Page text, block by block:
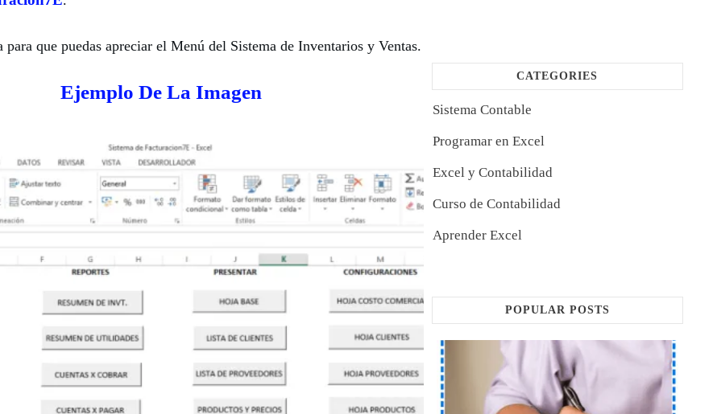
que puedas apreciar el Menú del Sistema de Inventarios y Ventas.
Ejemplo De La Imagen
CATEGORIES
Sistema Contable
Programar en Excel
Excel y Contabilidad
Curso de Contabilidad
Aprender Excel
POPULAR POSTS